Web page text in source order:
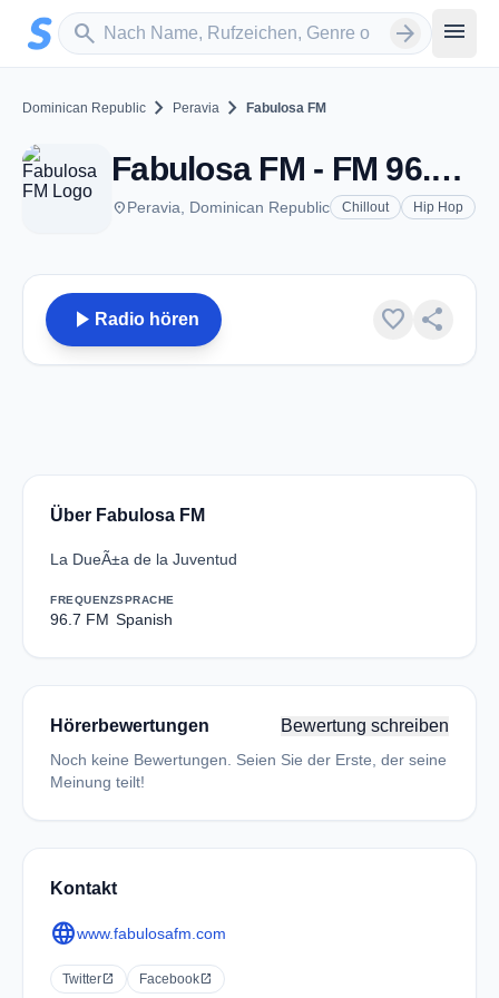
Zum Hauptinhalt springen
search
Sender suchen arrow_forward menu
Dominican Republic chevron_right Peravia chevron_right Fabulosa FM
Fabulosa FM - FM 96.7 - Peravia
placePeravia, Dominican Republic Chillout Hip Hop
play_arrow Radio hören favorite share
Über Fabulosa FM
La DueÃ±a de la Juventud
FREQUENZ
96.7 FM
SPRACHE
Spanish
Hörerbewertungen Bewertung schreiben
Noch keine Bewertungen. Seien Sie der Erste, der seine
Meinung teilt!
Kontakt
languagewww.fabulosafm.com
Twitter open_in_new Facebook open_in_new